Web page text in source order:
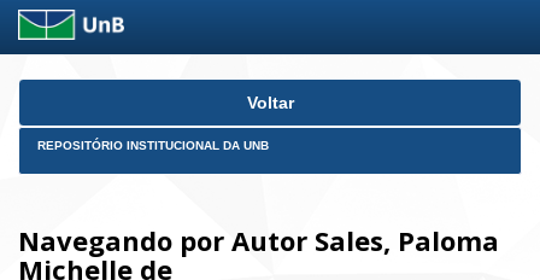
Skip
Voltar
REPOSITÓRIO INSTITUCIONAL DA UNB
Navegando por Autor Sales, Paloma
Michelle de